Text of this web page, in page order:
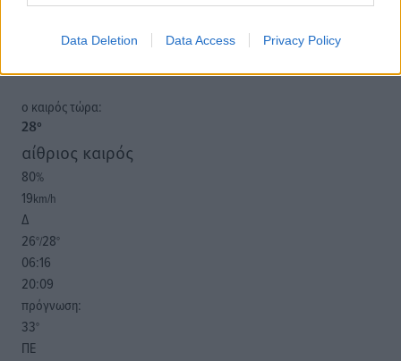
Data Deletion Data Access Privacy Policy
o καιρός τώρα:
28°
αίθριος καιρός
80%
19km/h
Δ
26°/28°
06:16
20:09
πρόγνωση:
33°
ΠΕ